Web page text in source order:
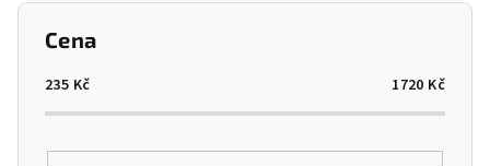
Cena
235 Kč 1720 Kč